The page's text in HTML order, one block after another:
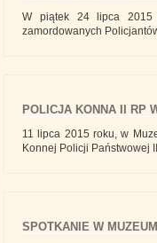
W piątek 24 lipca 2015
zamordowanych
POLICJA KONNA II RP
11 lipca 2015 roku, w
Konnej Policji Państwowej
SPOTKANIE W